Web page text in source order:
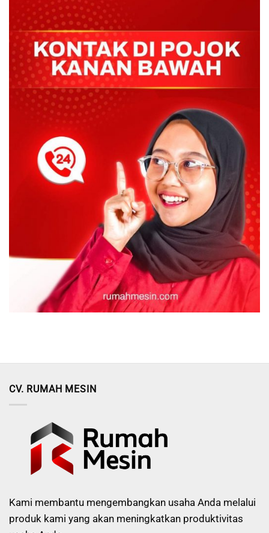
CV. RUMAH MESIN
Kami membantu mengembangkan usaha Anda melalui
produk kami yang akan meningkatkan produktivitas